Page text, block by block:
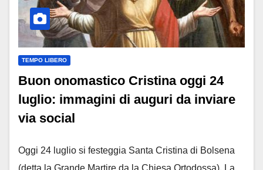
TEMPO LIBERO
Buon onomastico Cristina oggi 24
luglio: immagini di auguri da inviare
via social
Oggi 24 luglio si festeggia Santa Cristina di Bolsena
(detta la Grande Martire da la Chiesa Ortodossa). La